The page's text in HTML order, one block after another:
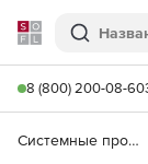
Softline
Поиск
8 (800) 200-08-60
Системные программы